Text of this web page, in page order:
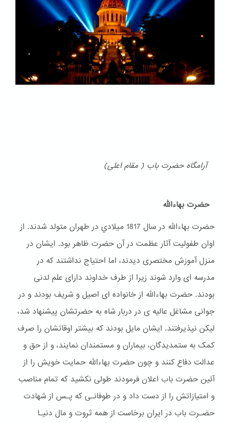
آرامگاه حضرت باب ( مقام اعلی)
حضرت بهاءالله
حضرت بهاءالله در سال 1817 ميلادي در طهران متولد شدند. از
اوان طفولیت آثار عظمت در آن حضرت ظاهر بود. ایشان در
منزل آموزش مختصری دیدند، اما احتیاج نداشتند که در
مدرسه ای وارد شوند زیرا از طرف خداوند دارای علم لدنی
بودند. حضرت بهاءالله از خانواده ای اصیل و شریف بودند و در
جوانی مشاغل عالیه ی در دربار شاه به حضرتشان پیشنهاد شد،
لیکن نپذیرفتند. ایشان مایل بودند که بیشتر اوقاتشان را صرف
کمک به ستمدیدگان، بیماران و مستمندان نمایند، و از حق و
عدالت دفاع کنند و چون حضرت بهاءالله حمایت خویش را از
آئین حضرت باب اعلان فرمودند طولی نکشید که تمام مناصب
و امتیازاتش را از دست داد و در طوفانـی که پـس از شهادت
حضـرت باب در ایران برخاست از همه ثروت و مال دنیـا